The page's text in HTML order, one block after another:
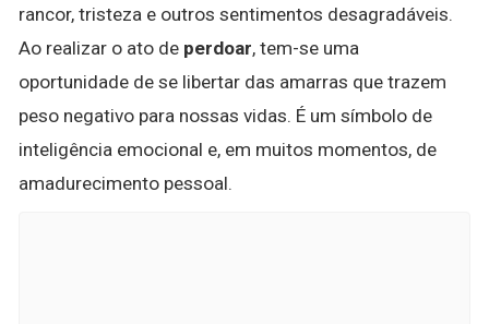
rancor, tristeza e outros sentimentos desagradáveis.
Ao realizar o ato de perdoar, tem-se uma
oportunidade de se libertar das amarras que trazem
peso negativo para nossas vidas. É um símbolo de
inteligência emocional e, em muitos momentos, de
amadurecimento pessoal.